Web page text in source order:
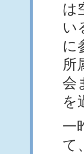
は
い
に
所
会
を
一
て